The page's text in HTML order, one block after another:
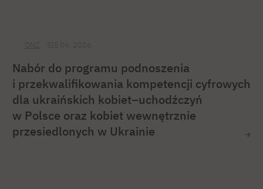
Nabór do programu podnoszenia
i przekwalifikowania kompetencji cyfrowych
dla ukraińskich kobiet–uchodźczyń
w Polsce oraz kobiet wewnętrznie
przesiedlonych w Ukrainie